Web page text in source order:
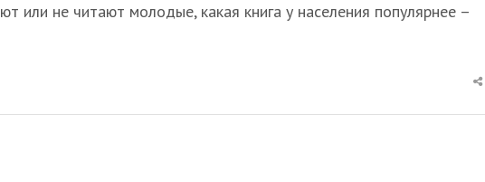
или не читают молодые, какая книга у населения популярнее –